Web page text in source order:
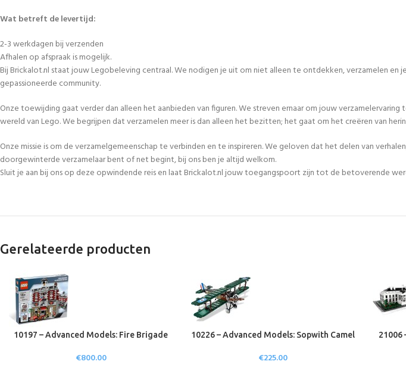
Wat betreft de levertijd:
2-3 werkdagen bij verzenden
Afhalen op afspraak is mogelijk.
Bij Brickalot.nl staat jouw Legobeleving centraal. We nodigen je uit om niet alleen te ontdekken, verzamelen
gepassioneerde community.
Onze toewijding gaat verder dan alleen het aanbieden van figuren. We streven ernaar om jouw
wereld van Lego. We begrijpen dat verzamelen meer is dan alleen het bezitten; het gaat om het creëren van
Onze missie is om de verzamelgemeenschap te verbinden en te inspireren. We geloven dat het delen van
doorgewinterde verzamelaar bent of net begint, bij ons ben je altijd welkom.
Sluit je aan bij ons op deze opwindende reis en laat Brickalot.nl jouw toegangspoort zijn tot de betoverende
Gerelateerde producten
10197 – Advanced Models: Fire Brigade
€800.00
10226 – Advanced Models: Sopwith Camel
€225.00
21006